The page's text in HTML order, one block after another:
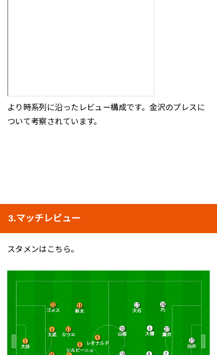
より時系列に沿ったレビュー構成です。金沢のプレスに
ついて考察されています。
3.マッチレビュー
スタメンはこちら。